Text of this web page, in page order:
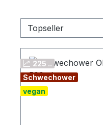
225 ..
Schwechower
vegan